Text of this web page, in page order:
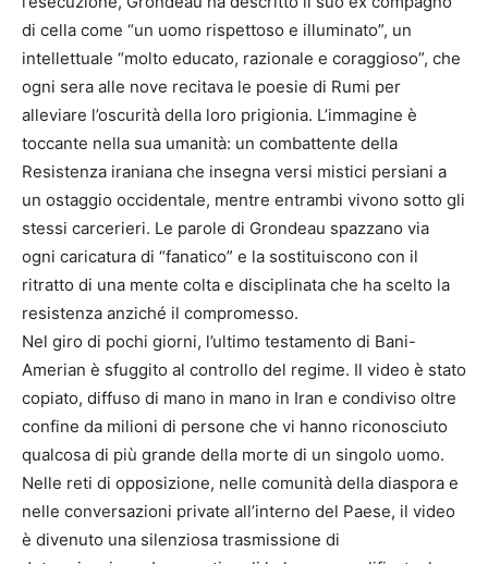
di cella come “un uomo rispettoso e illuminato”, un
intellettuale “molto educato, razionale e coraggioso”, che
ogni sera alle nove recitava le poesie di Rumi per
alleviare l’oscurità della loro prigionia. L’immagine è
toccante nella sua umanità: un combattente della
Resistenza iraniana che insegna versi mistici persiani a
un ostaggio occidentale, mentre entrambi vivono sotto gli
stessi carcerieri. Le parole di Grondeau spazzano via
ogni caricatura di “fanatico” e la sostituiscono con il
ritratto di una mente colta e disciplinata che ha scelto la
resistenza anziché il compromesso.
Nel giro di pochi giorni, l’ultimo testamento di Bani-
Amerian è sfuggito al controllo del regime. Il video è stato
copiato, diffuso di mano in mano in Iran e condiviso oltre
confine da milioni di persone che vi hanno riconosciuto
qualcosa di più grande della morte di un singolo uomo.
Nelle reti di opposizione, nelle comunità della diaspora e
nelle conversazioni private all’interno del Paese, il video
è divenuto una silenziosa trasmissione di